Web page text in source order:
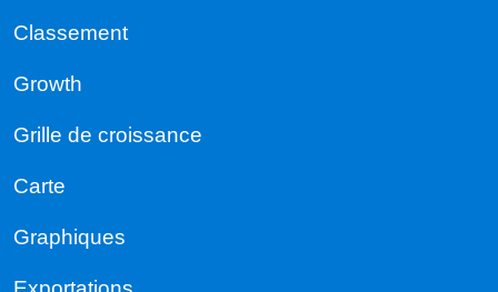
Classement
Growth
Grille de croissance
Carte
Graphiques